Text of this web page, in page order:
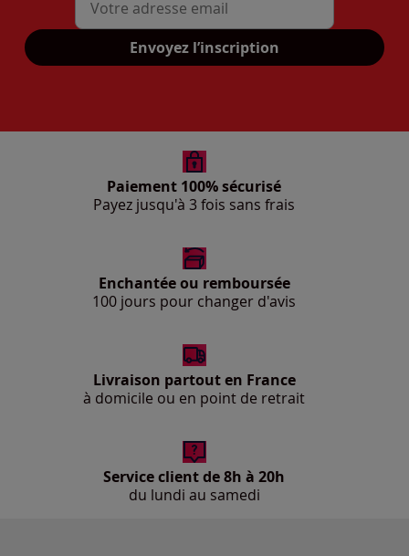
Mon adresse mail
Envoyez l’inscription
Paiement 100% sécurisé
Payez jusqu'à 3 fois sans frais
Enchantée ou remboursée
100 jours pour changer d'avis
Livraison partout en France
à domicile ou en point de retrait
Service client de 8h à 20h
du lundi au samedi